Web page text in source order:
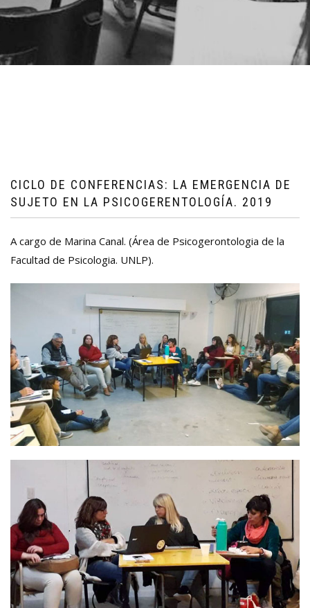
CICLO DE CONFERENCIAS: LA EMERGENCIA DE
SUJETO EN LA PSICOGERENTOLOGÍA. 2019
A cargo de Marina Canal. (Área de Psicogerontologia de la
Facultad de Psicologia. UNLP).